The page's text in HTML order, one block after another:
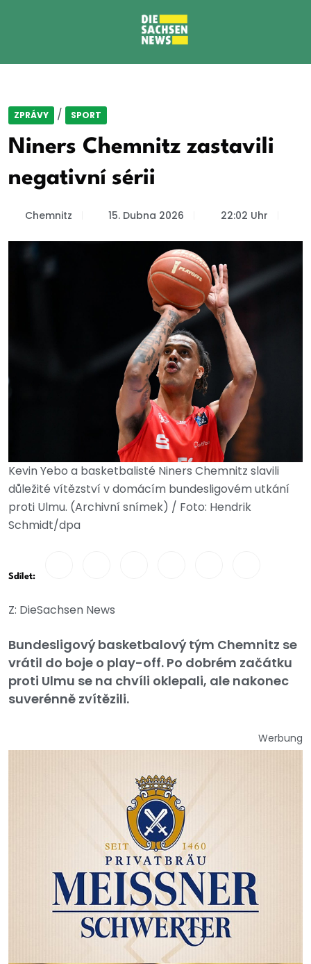
ZPRÁVY / SPORT
Niners Chemnitz zastavili
negativní sérii
Chemnitz 15. Dubna 2026 22:02 Uhr
Kevin Yebo a basketbalisté Niners Chemnitz slavili
důležité vítězství v domácím bundesligovém utkání
proti Ulmu. (Archivní snímek) / Foto: Hendrik
Schmidt/dpa
Sdílet:
Z: DieSachsen News
Bundesligový basketbalový tým Chemnitz se
vrátil do boje o play-off. Po dobrém začátku
proti Ulmu se na chvíli oklepali, ale nakonec
suverénně zvítězili.
Werbung